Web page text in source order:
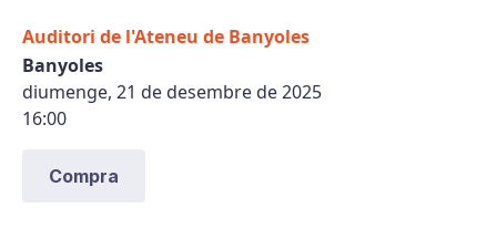
Auditori de l'Ateneu de Banyoles
Banyoles
diumenge, 21 de desembre de 2025
16:00
Compra